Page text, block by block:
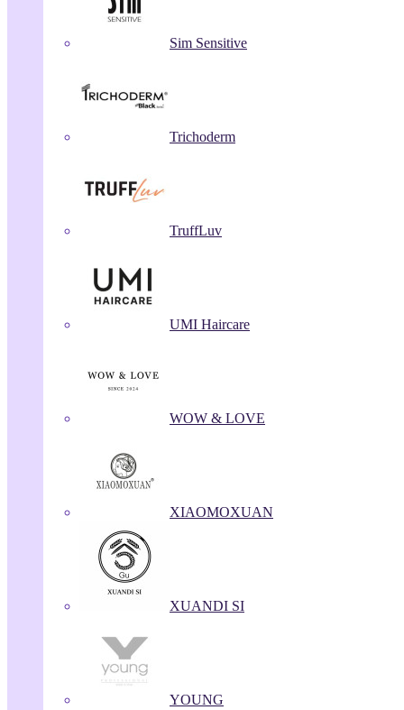
Sim Sensitive
Trichoderm
TruffLuv
UMI Haircare
WOW & LOVE
XIAOMOXUAN
XUANDI SI
YOUNG